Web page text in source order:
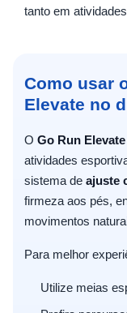
tanto em
Como usar
Elevate no
O Go Run Elevate
atividades
sistema de ajuste
firmeza aos pés,
movimentos
Para melhor
Utilize meias